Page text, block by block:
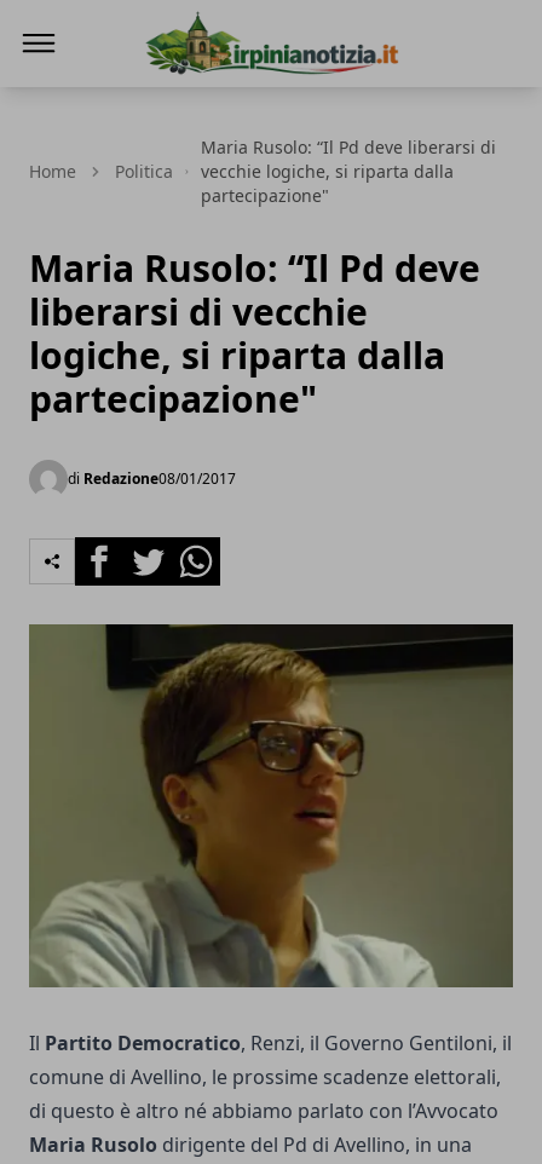
Home Politica
Maria Rusolo: “Il Pd deve liberarsi di
vecchie logiche, si riparta dalla
partecipazione"
Maria Rusolo: “Il Pd deve
liberarsi di vecchie
logiche, si riparta dalla
partecipazione"
di Redazione08/01/2017
FacebookTwitterWhatsapp
Il Partito Democratico, Renzi, il Governo Gentiloni, il
comune di Avellino, le prossime scadenze elettorali,
di questo è altro né abbiamo parlato con l’Avvocato
Maria Rusolo dirigente del Pd di Avellino, in una